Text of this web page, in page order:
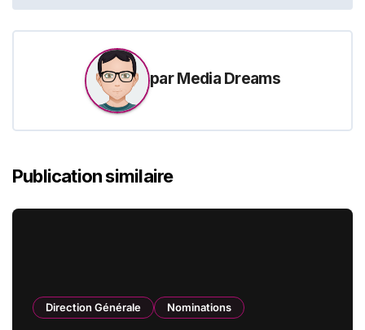
parMedia Dreams
Publication similaire
Direction Générale Nominations